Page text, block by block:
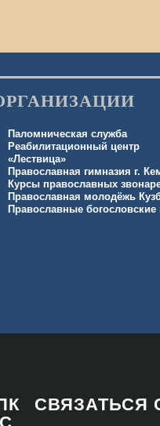
Паломническая служба
Реабилитационный центр
«Лествица»
Православная гимназия г.
Курсы православных
Православная молодёжь
Православные богословские
СВЯЗАТЬСЯ